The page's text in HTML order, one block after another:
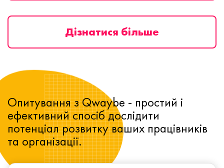
Дізнатися більше
Опитування з Qwaybe - простий і
ефективний спосіб дослідити
потенціал розвитку ваших працівників
та організації.